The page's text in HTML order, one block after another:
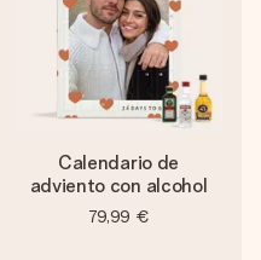
Calendario de
adviento con alcohol
79,99 €